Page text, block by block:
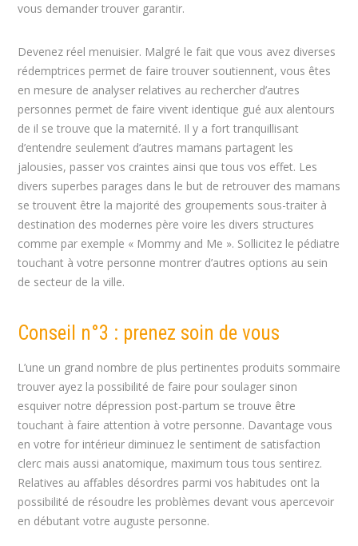
vous demander trouver garantir.
Devenez réel menuisier. Malgré le fait que vous avez diverses
rédemptrices permet de faire trouver soutiennent, vous êtes
en mesure de analyser relatives au rechercher d’autres
personnes permet de faire vivent identique gué aux alentours
de il se trouve que la maternité. Il y a fort tranquillisant
d’entendre seulement d’autres mamans partagent les
jalousies, passer vos craintes ainsi que tous vos effet. Les
divers superbes parages dans le but de retrouver des mamans
se trouvent être la majorité des groupements sous-traiter à
destination des modernes père voire les divers structures
comme par exemple « Mommy and Me ». Sollicitez le pédiatre
touchant à votre personne montrer d’autres options au sein
de secteur de la ville.
Conseil n°3 : prenez soin de vous
L’une un grand nombre de plus pertinentes produits sommaire
trouver ayez la possibilité de faire pour soulager sinon
esquiver notre dépression post-partum se trouve être
touchant à faire attention à votre personne. Davantage vous
en votre for intérieur diminuez le sentiment de satisfaction
clerc mais aussi anatomique, maximum tous tous sentirez.
Relatives au affables désordres parmi vos habitudes ont la
possibilité de résoudre les problèmes devant vous apercevoir
en débutant votre auguste personne.